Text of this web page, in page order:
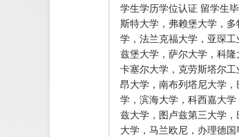
学生学历学位认证 留学生
斯特大学，弗赖堡大学，
学，法兰克福大学，亚琛
兹堡大学，萨尔大学，科
卡塞尔大学，克劳斯塔尔
昂大学，南布列塔尼大学
学，滨海大学，科西嘉大
兹大学，图卢兹第三大学
大学，马兰欧尼，办理德